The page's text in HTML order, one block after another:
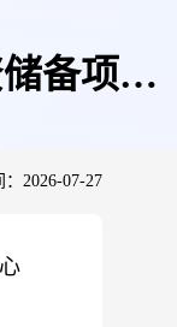
备项目
：2026-07-27